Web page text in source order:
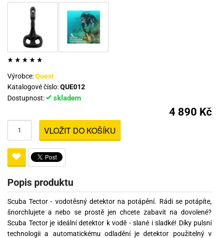
Výrobce:Quest
Katalogové číslo:QUE012
Dostupnost:
skladem
4 890 Kč
VLOŽIT DO KOŠÍKU
Popis produktu
Scuba Tector - vodotěsný detektor na potápění. Rádi se potápíte,
šnorchlujete a nebo se prostě jen chcete zabavit na dovolené?
Scuba Tector je ideální detektor k vodě - slané i sladké! Díky pulsní
technologii a automatickému odladění je detektor použitelný v